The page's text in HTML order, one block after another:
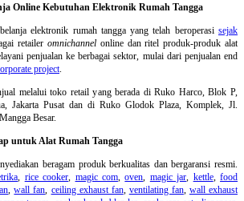
Online Kebutuhan Elektronik Rumah Tangga
elektronik rumah tanggayang telah beroperasisejak
retaileromnichannel online dan ritel produk-produk alat
penjualan ke berbagai sektor, mulai dari penjualan end
project
melalui toko retail yang berada di Ruko Harco, Blok P,
Jakarta Pusat dan di Ruko Glodok Plaza, Komplek, Jl.
Besar.
untuk Alat Rumah Tangga
beragam produk berkualitas dan bergaransi resmi.
rice cooker magic com,oven magic jar kettle,food
,wall fan ceiling exhaust fan, ventilating fan, wall exhaust